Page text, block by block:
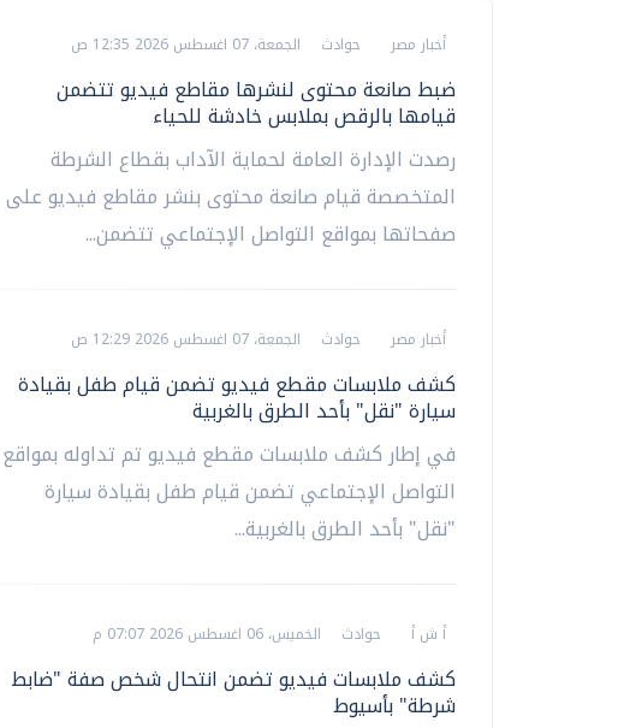
أخبار مصر حوادث الجمعة، 07 اغسطس 2026 12:35 ص
ضبط صانعة محتوى لنشرها مقاطع فيديو تتضمن
قيامها بالرقص بملابس خادشة للحياء
رصدت الإدارة العامة لحماية الآداب بقطاع الشرطة
المتخصصة قيام صانعة محتوى بنشر مقاطع فيديو على
صفحاتها بمواقع التواصل الإجتماعي تتضمن...
أخبار مصر حوادث الجمعة، 07 اغسطس 2026 12:29 ص
كشف ملابسات مقطع فيديو تضمن قيام طفل بقيادة
سيارة "نقل" بأحد الطرق بالغربية
في إطار كشف ملابسات مقطع فيديو تم تداوله بمواقع
التواصل الإجتماعي تضمن قيام طفل بقيادة سيارة
"نقل" بأحد الطرق بالغربية...
أ ش أ حوادث الخميس، 06 اغسطس 2026 07:07 م
كشف ملابسات فيديو تضمن انتحال شخص صفة "ضابط
شرطة" بأسيوط